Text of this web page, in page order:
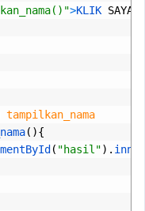
>KLIK SAYA
(){
( "hasil").